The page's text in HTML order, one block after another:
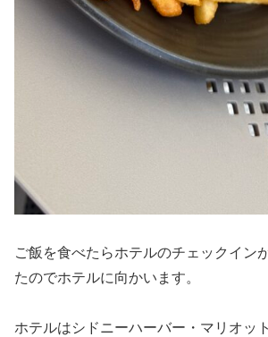
ご飯を食べたらホテルのチェックイン
たのでホテルに向かいます。
ホテルはシドニーハーバー・マリオッ